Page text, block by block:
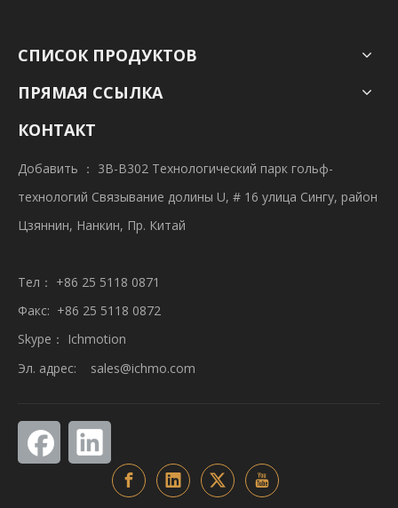
СПИСОК ПРОДУКТОВ
ПРЯМАЯ ССЫЛКА
КОНТАКТ
Добавить ： 3B-B302 Технологический парк гольф-
технологий Связывание долины U, # 16 улица Сингу, район
Цзяннин, Нанкин, Пр. Китай
Тел： +86 25 5118 0871
Факс: +86 25 5118 0872
Skype： Ichmotion
Эл. адрес: sales@ichmo.com